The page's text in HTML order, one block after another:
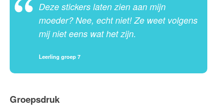
Deze stickers laten zien aan mijn
moeder? Nee, echt niet! Ze weet volgens
mij niet eens wat het zijn.
Leerling groep 7
Groepsdruk